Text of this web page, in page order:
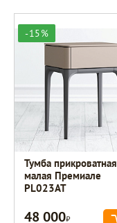
-15%
Тумба прикроватная
малая Премиале
PL023AT
48 000Р